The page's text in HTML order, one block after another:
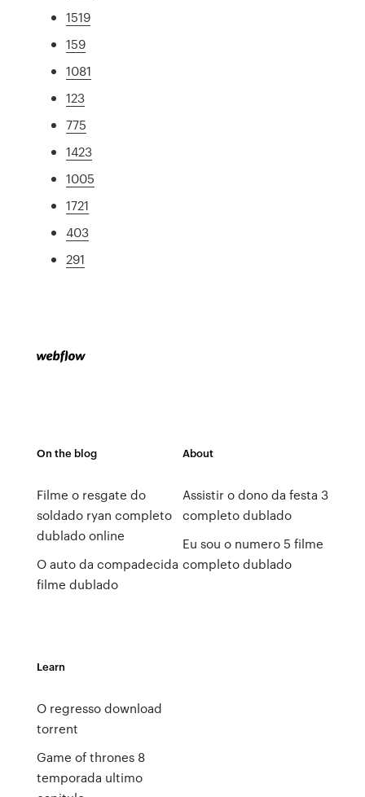
1519
159
1081
123
775
1423
1005
1721
403
291
On the blog
Filme o resgate do
soldado ryan completo
dublado online
O auto da compadecida
filme dublado
About
Assistir o dono da festa 3
completo dublado
Eu sou o numero 5 filme
completo dublado
Learn
O regresso download
torrent
Game of thrones 8
temporada ultimo